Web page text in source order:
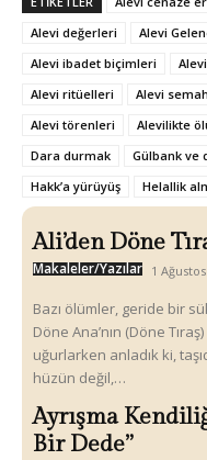
Alevi değerleri
Alevi
Alevi ibadet biçimleri
Alevi ritüelleri
Alevi
Alevi törenleri
Alevilikte
Dara durmak
Gülbank ve
Hakk’a yürüyüş
Helallik
Ali’den Döne
Makaleler/Yazılar 1
Bazı ölümler, geride bir
Döne Ana’nın (Döne
uğurlarken anladık ki,
hüzün değil,…
Ayrışma
Bir Dede”